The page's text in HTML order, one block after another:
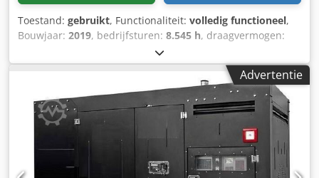
Toestand: gebruikt, Functionaliteit: volledig functioneel,
Bouwjaar: 2019, bedrijfsturen: 8.545 h, draagvermogen:
16.200 mm
bouwhoogte:3.900 mm, vermogen:185 kW (251,53 pk),
Diesel, bouwbreedte:
4.150 mm, Reachstacker voor lege containers Transmissie:
Dana TE17300 Toestand: Direct inzetbaar en volledig
functioneel Cjdszq Ibzopfx Ak Teha Technische staat: goed
Bandenmaat voor: 14.00-24 Bandenmaat achter: 14.00-24
NL: Centrale vetsmering, achteruitrijcamera,
luchtgeveerde bestuurdersstoel
Advertentie